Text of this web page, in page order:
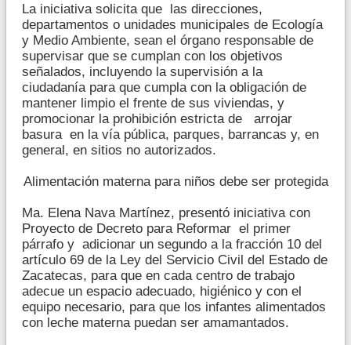
La iniciativa solicita que las direcciones,
departamentos o unidades municipales de Ecología
y Medio Ambiente, sean el órgano responsable de
supervisar que se cumplan con los objetivos
señalados, incluyendo la supervisión a la
ciudadanía para que cumpla con la obligación de
mantener limpio el frente de sus viviendas, y
promocionar la prohibición estricta de arrojar
basura en la vía pública, parques, barrancas y, en
general, en sitios no autorizados.
Alimentación materna para niños debe ser protegida
Ma. Elena Nava Martínez, presentó iniciativa con
Proyecto de Decreto para Reformar el primer
párrafo y adicionar un segundo a la fracción 10 del
artículo 69 de la Ley del Servicio Civil del Estado de
Zacatecas, para que en cada centro de trabajo
adecue un espacio adecuado, higiénico y con el
equipo necesario, para que los infantes alimentados
con leche materna puedan ser amamantados.